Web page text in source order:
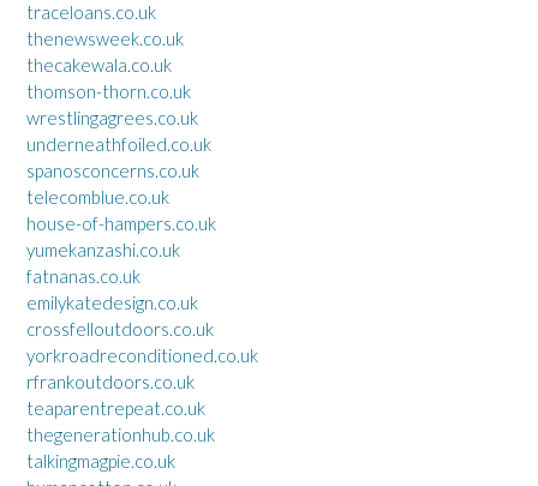
traceloans.co.uk
thenewsweek.co.uk
thecakewala.co.uk
thomson-thorn.co.uk
wrestlingagrees.co.uk
underneathfoiled.co.uk
spanosconcerns.co.uk
telecomblue.co.uk
house-of-hampers.co.uk
yumekanzashi.co.uk
fatnanas.co.uk
emilykatedesign.co.uk
crossfelloutdoors.co.uk
yorkroadreconditioned.co.uk
rfrankoutdoors.co.uk
teaparentrepeat.co.uk
thegenerationhub.co.uk
talkingmagpie.co.uk